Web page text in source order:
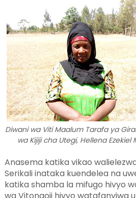
Diwani wa Viti Maalum Tarafa ya
wa Kijiji cha Utegi, Hellena Ezekiel
Anasema katika vikao
Serikali inataka kuendelea na
katika shamba la mifugo hivyo